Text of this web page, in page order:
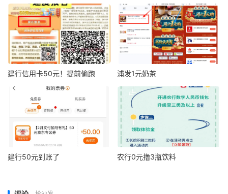
建行信用卡50元！提前偷跑 浦发1元奶茶
建行50元到账了 农行0元撸3瓶饮料